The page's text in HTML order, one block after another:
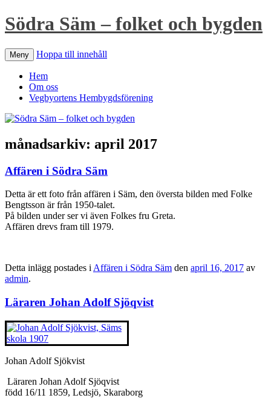
Södra Säm – folket och bygden
Meny Hoppa till innehåll
Hem
Om oss
Vegbyortens Hembygdsförening
månadsarkiv: april 2017
Affären i Södra Säm
Detta är ett foto från affären i Säm, den översta bilden med Folke
Bengtsson är från 1950-talet.
På bilden under ser vi även Folkes fru Greta.
Affären drevs fram till 1979.
Detta inlägg postades iAffären i Södra Säm den april 16, 2017 av
admin.
Läraren Johan Adolf Sjöqvist
Johan Adolf Sjökvist
Läraren Johan Adolf Sjöqvist
född 16/11 1859, Ledsjö, Skaraborg